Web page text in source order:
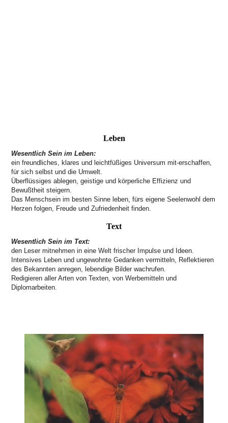
Leben
Wesentlich Sein im Leben:
ein freundliches, klares und leichtfüßiges Universum mit-erschaffen,
für sich selbst und die Umwelt.
Überflüssiges ablegen, geistige und körperliche Effizienz und
Bewußtheit steigern.
Das Menschsein im besten Sinne leben, fürs eigene Seelenwohl dem
Herzen folgen, Freude und Zufriedenheit finden.
Text
Wesentlich Sein im Text:
den Leser mitnehmen in eine Welt frischer Impulse und Ideen.
Intensives Leben und ungewohnte Gedanken vermitteln, Reflektieren
des Bekannten anregen, lebendige Bilder wachrufen.
Redigieren aller Arten von Texten, von Werbemitteln und
Diplomarbeiten.